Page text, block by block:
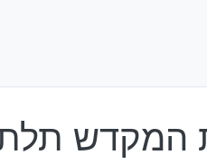
המקדש